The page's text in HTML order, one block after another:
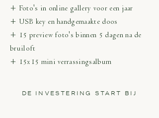
+ Foto's in online gallery voor een jaar
+ USB key en handgemaakte doos
+ 15 preview foto's binnen 5 dagen na de
bruiloft
+ 15x15 mini verrassingsalbum
DE INVESTERING START BIJ